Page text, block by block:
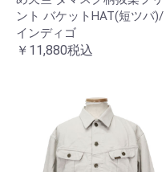
ント バケットHAT(短ツバ)/
インディゴ
￥11,880税込